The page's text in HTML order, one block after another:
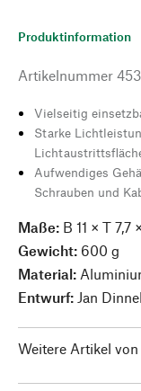
Produktinformation
Artikelnummer
Vielseitig
Starke
Aufwendiges
Schrauben und
Maße: B 11 × T
Gewicht: 600 g
Material:
Entwurf: Jan
Weitere Artikel von